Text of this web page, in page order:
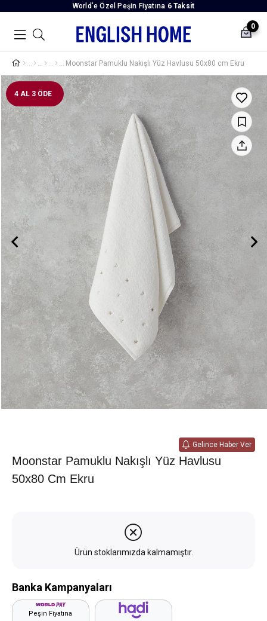
World’e Özel Peşin Fiyatına 6 Taksit
0
Moonstar Pamuklu Nakışlı Yüz Havlusu 50x80 cm Ekru
4 AL 3 ÖDE
Gelince Haber Ver
Moonstar Pamuklu Nakışlı Yüz Havlusu
50x80 Cm Ekru
Ürün stoklarımızda kalmamıştır.
Banka Kampanyaları
Peşin Fiyatına